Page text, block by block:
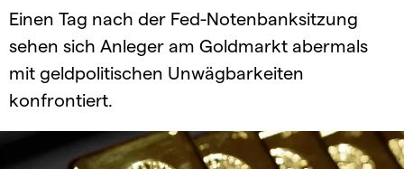
Einen Tag nach der Fed-Notenbanksitzung
sehen sich Anleger am Goldmarkt abermals
mit geldpolitischen Unwägbarkeiten
konfrontiert.